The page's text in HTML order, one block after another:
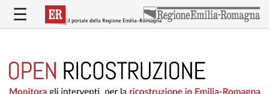
contenuto
RICOSTRUZIONE
PUBBLICA
☰